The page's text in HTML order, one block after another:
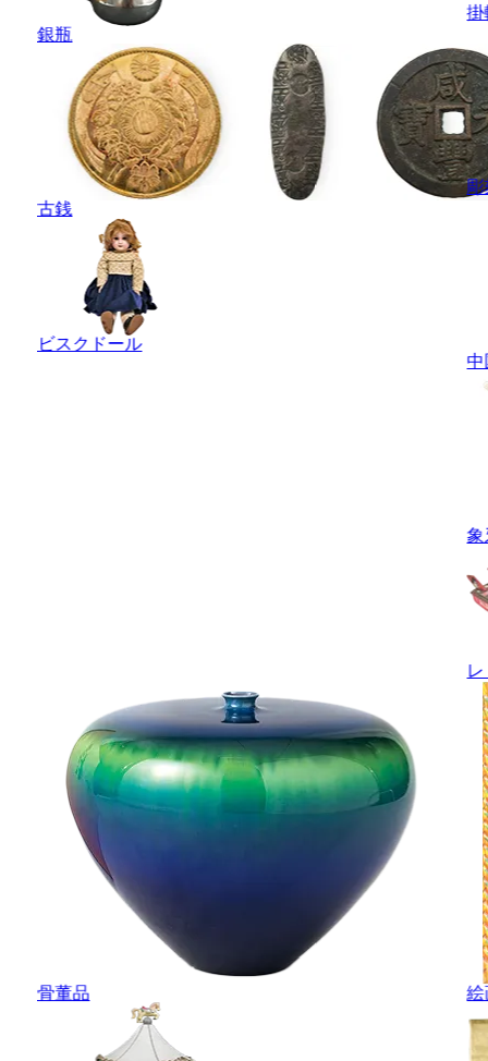
銀瓶
古銭
ビスクドール
掛
彫
中
象
骨董品 絵